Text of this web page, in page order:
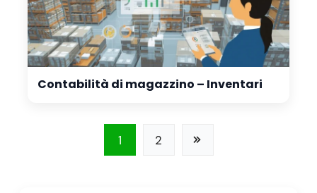
Contabilità di magazzino – Inventari
1 2